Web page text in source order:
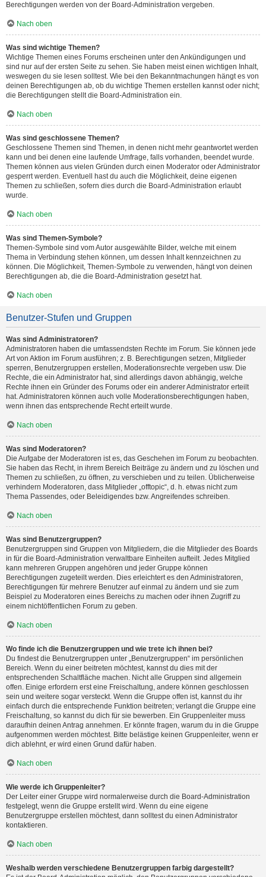
Berechtigungen werden von der Board-Administration vergeben.
Nach oben
Was sind wichtige Themen?
Wichtige Themen eines Forums erscheinen unter den Ankündigungen und
sind nur auf der ersten Seite zu sehen. Sie haben meist einen wichtigen Inhalt,
weswegen du sie lesen solltest. Wie bei den Bekanntmachungen hängt es von
deinen Berechtigungen ab, ob du wichtige Themen erstellen kannst oder nicht;
die Berechtigungen stellt die Board-Administration ein.
Nach oben
Was sind geschlossene Themen?
Geschlossene Themen sind Themen, in denen nicht mehr geantwortet werden
kann und bei denen eine laufende Umfrage, falls vorhanden, beendet wurde.
Themen können aus vielen Gründen durch einen Moderator oder Administrator
gesperrt werden. Eventuell hast du auch die Möglichkeit, deine eigenen
Themen zu schließen, sofern dies durch die Board-Administration erlaubt
wurde.
Nach oben
Was sind Themen-Symbole?
Themen-Symbole sind vom Autor ausgewählte Bilder, welche mit einem
Thema in Verbindung stehen können, um dessen Inhalt kennzeichnen zu
können. Die Möglichkeit, Themen-Symbole zu verwenden, hängt von deinen
Berechtigungen ab, die die Board-Administration gesetzt hat.
Nach oben
Benutzer-Stufen und Gruppen
Was sind Administratoren?
Administratoren haben die umfassendsten Rechte im Forum. Sie können jede
Art von Aktion im Forum ausführen; z. B. Berechtigungen setzen, Mitglieder
sperren, Benutzergruppen erstellen, Moderationsrechte vergeben usw. Die
Rechte, die ein Administrator hat, sind allerdings davon abhängig, welche
Rechte ihnen ein Gründer des Forums oder ein anderer Administrator erteilt
hat. Administratoren können auch volle Moderationsberechtigungen haben,
wenn ihnen das entsprechende Recht erteilt wurde.
Nach oben
Was sind Moderatoren?
Die Aufgabe der Moderatoren ist es, das Geschehen im Forum zu beobachten.
Sie haben das Recht, in ihrem Bereich Beiträge zu ändern und zu löschen und
Themen zu schließen, zu öffnen, zu verschieben und zu teilen. Üblicherweise
verhindern Moderatoren, dass Mitglieder „offtopic“, d. h. etwas nicht zum
Thema Passendes, oder Beleidigendes bzw. Angreifendes schreiben.
Nach oben
Was sind Benutzergruppen?
Benutzergruppen sind Gruppen von Mitgliedern, die die Mitglieder des Boards
in für die Board-Administration verwaltbare Einheiten aufteilt. Jedes Mitglied
kann mehreren Gruppen angehören und jeder Gruppe können
Berechtigungen zugeteilt werden. Dies erleichtert es den Administratoren,
Berechtigungen für mehrere Benutzer auf einmal zu ändern und sie zum
Beispiel zu Moderatoren eines Bereichs zu machen oder ihnen Zugriff zu
einem nichtöffentlichen Forum zu geben.
Nach oben
Wo finde ich die Benutzergruppen und wie trete ich ihnen bei?
Du findest die Benutzergruppen unter „Benutzergruppen“ im persönlichen
Bereich. Wenn du einer beitreten möchtest, kannst du dies mit der
entsprechenden Schaltfläche machen. Nicht alle Gruppen sind allgemein
offen. Einige erfordern erst eine Freischaltung, andere können geschlossen
sein und weitere sogar versteckt. Wenn die Gruppe offen ist, kannst du ihr
einfach durch die entsprechende Funktion beitreten; verlangt die Gruppe eine
Freischaltung, so kannst du dich für sie bewerben. Ein Gruppenleiter muss
daraufhin deinen Antrag annehmen. Er könnte fragen, warum du in die Gruppe
aufgenommen werden möchtest. Bitte belästige keinen Gruppenleiter, wenn er
dich ablehnt, er wird einen Grund dafür haben.
Nach oben
Wie werde ich Gruppenleiter?
Der Leiter einer Gruppe wird normalerweise durch die Board-Administration
festgelegt, wenn die Gruppe erstellt wird. Wenn du eine eigene
Benutzergruppe erstellen möchtest, dann solltest du einen Administrator
kontaktieren.
Nach oben
Weshalb werden verschiedene Benutzergruppen farbig dargestellt?